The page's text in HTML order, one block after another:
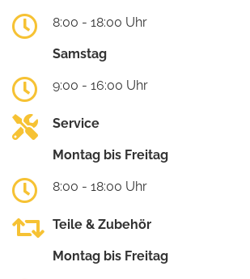
8:00 - 18:00 Uhr
Samstag
9:00 - 16:00 Uhr
Service
Montag bis Freitag
8:00 - 18:00 Uhr
Teile & Zubehör
Montag bis Freitag